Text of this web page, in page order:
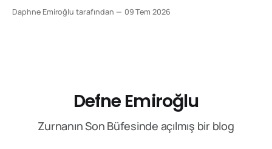
Çünkü 8 Temmuz 2026’da Ankara’da ilginç bir şey oldu: Aynı
Daphne Emiroğlu tarafından 09 Tem 2026
Defne Emiroğlu
Zurnanın Son Büfesinde açılmış bir blog